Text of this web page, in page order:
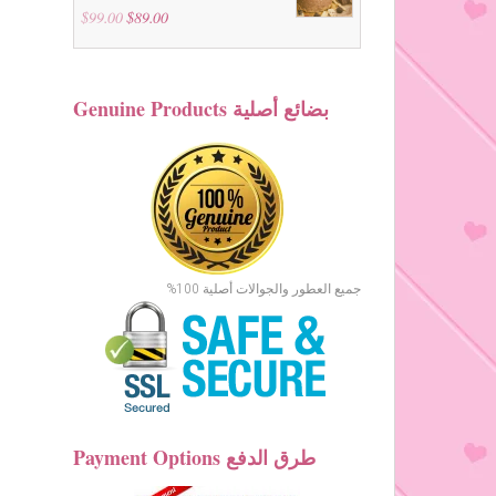
$99.00 Original
was:
$89.00Current
is:
Genuine Products بضائع أصلية
جميع العطور والجوالات أصلية 100%
Payment Options طرق الدفع